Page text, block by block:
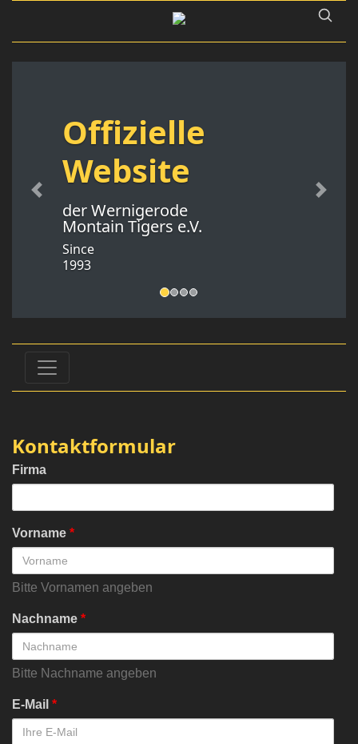
Offizielle
Website
der Wernigerode
Montain Tigers e.V.
Since
1993
Previous Next
Kontaktformular
Firma
Vorname *
Bitte Vornamen angeben
Nachname *
Bitte Nachname angeben
E-Mail *